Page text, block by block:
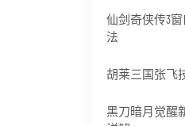
仙剑奇侠传3
法
胡莱三国张飞
黑刀暗月觉醒